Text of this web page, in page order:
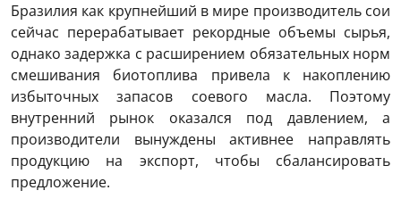
Бразилия как крупнейший в мире производитель сои
сейчас перерабатывает рекордные объемы сырья,
однако задержка с расширением обязательных норм
смешивания биотоплива привела к накоплению
избыточных запасов соевого масла. Поэтому
внутренний рынок оказался под давлением, а
производители вынуждены активнее направлять
продукцию на экспорт, чтобы сбалансировать
предложение.